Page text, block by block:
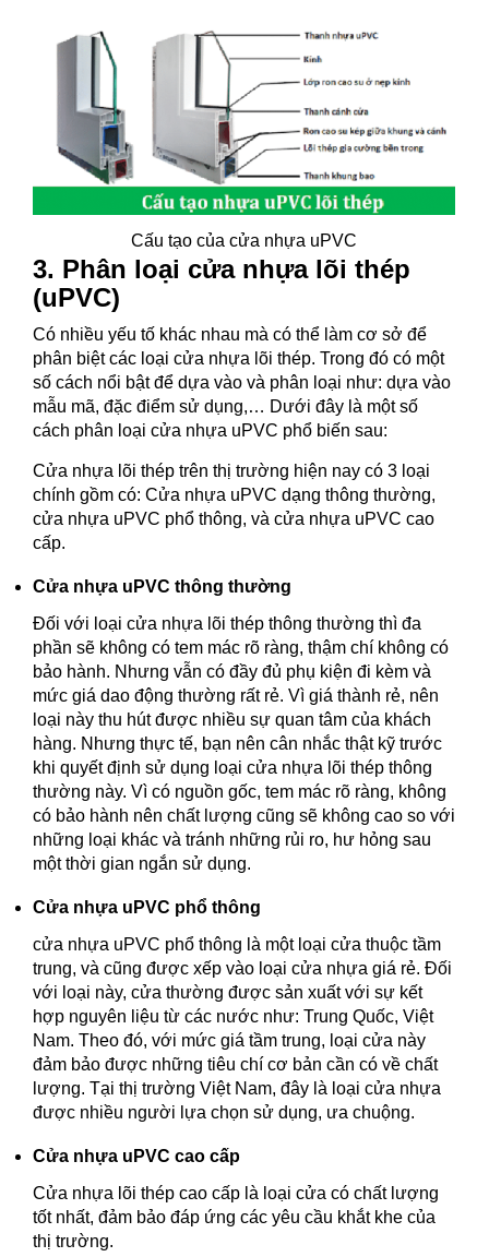
Cấu tạo của cửa nhựa uPVC
3. Phân loại cửa nhựa lõi thép
(uPVC)
Có nhiều yếu tố khác nhau mà có thể làm cơ sở để
phân biệt các loại cửa nhựa lõi thép. Trong đó có một
số cách nổi bật để dựa vào và phân loại như: dựa vào
mẫu mã, đặc điểm sử dụng,… Dưới đây là một số
cách phân loại cửa nhựa uPVC phổ biến sau:
Cửa nhựa lõi thép trên thị trường hiện nay có 3 loại
chính gồm có: Cửa nhựa uPVC dạng thông thường,
cửa nhựa uPVC phổ thông, và cửa nhựa uPVC cao
cấp.
Cửa nhựa uPVC thông thường
Đối với loại cửa nhựa lõi thép thông thường thì đa
phần sẽ không có tem mác rõ ràng, thậm chí không có
bảo hành. Nhưng vẫn có đầy đủ phụ kiện đi kèm và
mức giá dao động thường rất rẻ. Vì giá thành rẻ, nên
loại này thu hút được nhiều sự quan tâm của khách
hàng. Nhưng thực tế, bạn nên cân nhắc thật kỹ trước
khi quyết định sử dụng loại cửa nhựa lõi thép thông
thường này. Vì có nguồn gốc, tem mác rõ ràng, không
có bảo hành nên chất lượng cũng sẽ không cao so với
những loại khác và tránh những rủi ro, hư hỏng sau
một thời gian ngắn sử dụng.
Cửa nhựa uPVC phổ thông
cửa nhựa uPVC phổ thông là một loại cửa thuộc tầm
trung, và cũng được xếp vào loại cửa nhựa giá rẻ. Đối
với loại này, cửa thường được sản xuất với sự kết
hợp nguyên liệu từ các nước như: Trung Quốc, Việt
Nam. Theo đó, với mức giá tầm trung, loại cửa này
đảm bảo được những tiêu chí cơ bản cần có về chất
lượng. Tại thị trường Việt Nam, đây là loại cửa nhựa
được nhiều người lựa chọn sử dụng, ưa chuộng.
Cửa nhựa uPVC cao cấp
Cửa nhựa lõi thép cao cấp là loại cửa có chất lượng
tốt nhất, đảm bảo đáp ứng các yêu cầu khắt khe của
thị trường.